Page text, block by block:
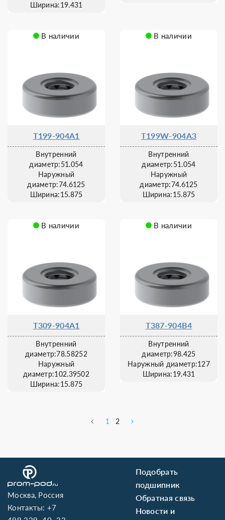
Ширина:19.431
В наличии
T199-904A1
Внутренний
диаметр:51.054
Наружный
диаметр:74.6125
Ширина:15.875
В наличии
T199W-904A3
Внутренний
диаметр:51.054
Наружный
диаметр:74.6125
Ширина:15.875
В наличии
T309-904A1
Внутренний
диаметр:78.58252
Наружный
диаметр:102.39502
Ширина:15.875
В наличии
T387-904B4
Внутренний
диаметр:98.425
Наружный диаметр:127
Ширина:19.431
1 2
Москва, Россия
Контакты:+7
Подобрать
подшипник
Обратная связь
Новости и